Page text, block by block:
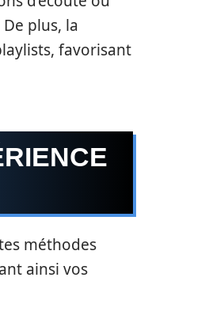
plus, la
favorisant
méthodes
ainsi vos